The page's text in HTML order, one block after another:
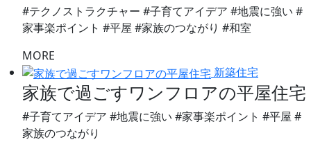
#テクノストラクチャー #子育てアイデア #地震に強い #
家事楽ポイント #平屋 #家族のつながり #和室
MORE
新築住宅
家族で過ごすワンフロアの平屋住宅
#子育てアイデア #地震に強い #家事楽ポイント #平屋 #
家族のつながり